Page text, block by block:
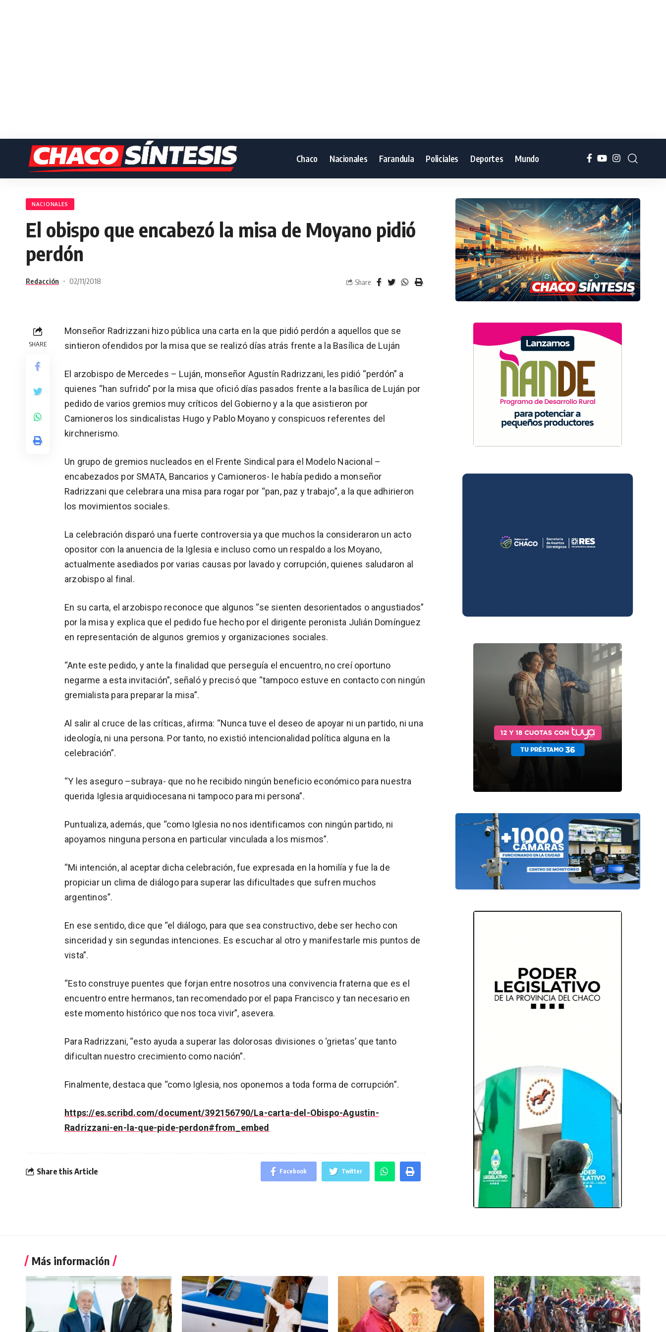
Chaco Nacionales Farandula Policiales Deportes Mundo
NACIONALES
El obispo que encabezó la misa de Moyano pidió
perdón
Redacción 02/11/2018 Share
SHARE
Monseñor Radrizzani hizo pública una carta en la que pidió perdón a aquellos que se
sintieron ofendidos por la misa que se realizó días atrás frente a la Basílica de Luján
El arzobispo de Mercedes – Luján, monseñor Agustín Radrizzani, les pidió “perdón” a
quienes “han sufrido” por la misa que ofició días pasados frente a la basílica de Luján por
pedido de varios gremios muy críticos del Gobierno y a la que asistieron por
Camioneros los sindicalistas Hugo y Pablo Moyano y conspicuos referentes del
kirchnerismo.
Un grupo de gremios nucleados en el Frente Sindical para el Modelo Nacional –
encabezados por SMATA, Bancarios y Camioneros- le había pedido a monseñor
Radrizzani que celebrara una misa para rogar por “pan, paz y trabajo”, a la que adhirieron
los movimientos sociales.
La celebración disparó una fuerte controversia ya que muchos la consideraron un acto
opositor con la anuencia de la Iglesia e incluso como un respaldo a los Moyano,
actualmente asediados por varias causas por lavado y corrupción, quienes saludaron al
arzobispo al final.
En su carta, el arzobispo reconoce que algunos “se sienten desorientados o angustiados”
por la misa y explica que el pedido fue hecho por el dirigente peronista Julián Domínguez
en representación de algunos gremios y organizaciones sociales.
“Ante este pedido, y ante la finalidad que perseguía el encuentro, no creí oportuno
negarme a esta invitación”, señaló y precisó que “tampoco estuve en contacto con ningún
gremialista para preparar la misa”.
Al salir al cruce de las críticas, afirma: “Nunca tuve el deseo de apoyar ni un partido, ni una
ideología, ni una persona. Por tanto, no existió intencionalidad política alguna en la
celebración”.
“Y les aseguro –subraya- que no he recibido ningún beneficio económico para nuestra
querida Iglesia arquidiocesana ni tampoco para mi persona”.
Puntualiza, además, que “como Iglesia no nos identificamos con ningún partido, ni
apoyamos ninguna persona en particular vinculada a los mismos”.
“Mi intención, al aceptar dicha celebración, fue expresada en la homilía y fue la de
propiciar un clima de diálogo para superar las dificultades que sufren muchos
argentinos”.
En ese sentido, dice que “el diálogo, para que sea constructivo, debe ser hecho con
sinceridad y sin segundas intenciones. Es escuchar al otro y manifestarle mis puntos de
vista”.
“Esto construye puentes que forjan entre nosotros una convivencia fraterna que es el
encuentro entre hermanos, tan recomendado por el papa Francisco y tan necesario en
este momento histórico que nos toca vivir”, asevera.
Para Radrizzani, “esto ayuda a superar las dolorosas divisiones o ‘grietas’ que tanto
dificultan nuestro crecimiento como nación”.
Finalmente, destaca que “como Iglesia, nos oponemos a toda forma de corrupción”.
https://es.scribd.com/document/392156790/La-carta-del-Obispo-Agustin-
Radrizzani-en-la-que-pide-perdon#from_embed
Share this Article Facebook Twitter
Más información